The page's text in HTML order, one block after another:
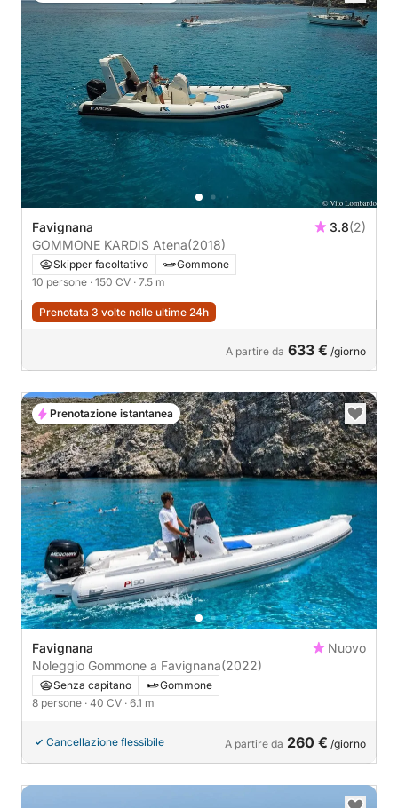
Favignana 3.8(2)
GOMMONE KARDIS Atena(2018)
Skipper facoltativo
Gommone
10 persone · 150 CV · 7.5 m
Prenotata 3 volte nelle ultime 24h
A partire da 633 € /giorno
Favignana
Nuovo
Noleggio Gommone a Favignana(2022)
Senza capitano
Gommone
8 persone · 40 CV · 6.1 m
Cancellazione flessibile A partire da 260 € /giorno
Prenotazione istantanea